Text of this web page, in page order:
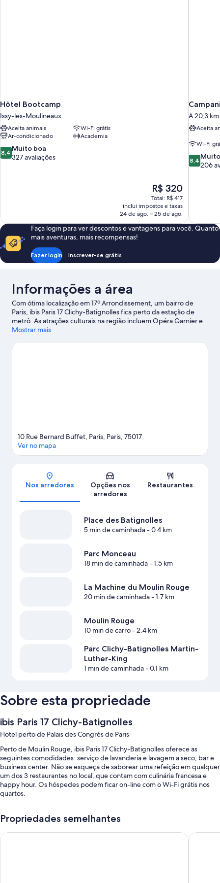
Hôtel Bootcamp
Issy-les-Moulineaux
Aceita animais
Wi-Fi grátis
Ar-condicionado
Academia
8.4
de
8,4 Muito boa
327 avaliações
O
preço
é
de
R$ 320
R$ 320
Total: R$ 417
inclui impostos e taxas
24 de ago. – 25 de ago.
A 20,3
Aceita
Wi-Fi
8.4
de
8,4
206
Faça login para ver descontos e vantagens para você. Quanto
mais aventuras, mais recompensas!
Fazer login Inscrever-se grátis
Informações a área
Com ótima localização em 17º Arrondissement, um bairro de
Paris, ibis Paris 17 Clichy-Batignolles fica perto da estação de
metrô. As atrações culturais na região incluem Opéra Garnier e
Museu do Louvre. No entanto, o destino também oferece
das Tulherias) e Jardin du Luxembourg. Stade de France e Accor
Mostrar mais
Mapa
10 Rue Bernard Buffet, Paris, Paris, 75017
Ver no mapa
Nos arredores
Opções nos
arredores
Restaurantes
Place des Batignolles
5 min de caminhada- 0.4 km
Parc Monceau
18 min de caminhada- 1.5 km
La Machine du Moulin Rouge
20 min de caminhada- 1.7 km
Moulin Rouge
10 min de carro- 2.4 km
Parc Clichy-Batignolles Martin-
Luther-King
1 min de caminhada- 0.1 km
Sobre esta propriedade
ibis Paris 17 Clichy-Batignolles
Hotel perto de Palais des Congrès de Paris
Perto de Moulin Rouge, ibis Paris 17 Clichy-Batignolles oferece as
seguintes comodidades: serviço de lavanderia e lavagem a seco, bar e
business center. Não se esqueça de saborear uma refeição em qualquer
um dos 3 restaurantes no local, que contam com culinária francesa e
happy hour. Os hóspedes podem ficar on-line com o Wi-Fi grátis nos
quartos.
Buffet de café da manhã (sobretaxa), estacionamento no local e
áreas para não fumantes
Propriedades semelhantes
hotelF1 Paris Porte de Châtillon Libertel